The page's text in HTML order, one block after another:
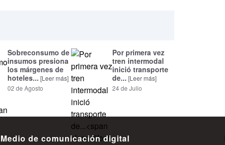
Sobreconsumo de
insumos presiona
los márgenes de
hoteles... [Leer más]
02 de Agosto
Por primera vez
tren intermodal
inició transporte
de... [Leer más]
24 de Julio
Medio de comunicación digital